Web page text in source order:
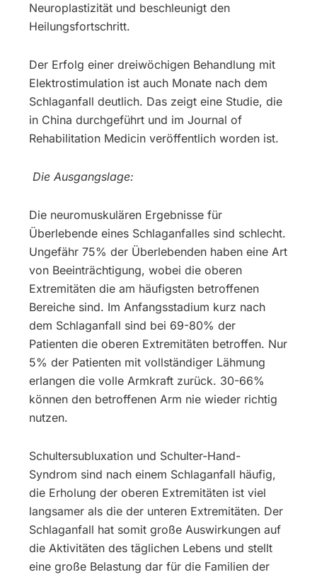
Neuroplastizität und beschleunigt den
Heilungsfortschritt.
Der Erfolg einer dreiwöchigen Behandlung mit
Elektrostimulation ist auch Monate nach dem
Schlaganfall deutlich. Das zeigt eine Studie, die
in China durchgeführt und im Journal of
Rehabilitation Medicin veröffentlich worden ist.
Die Ausgangslage:
Die neuromuskulären Ergebnisse für
Überlebende eines Schlaganfalles sind schlecht.
Ungefähr 75% der Überlebenden haben eine Art
von Beeinträchtigung, wobei die oberen
Extremitäten die am häufigsten betroffenen
Bereiche sind. Im Anfangsstadium kurz nach
dem Schlaganfall sind bei 69-80% der
Patienten die oberen Extremitäten betroffen. Nur
5% der Patienten mit vollständiger Lähmung
erlangen die volle Armkraft zurück. 30-66%
können den betroffenen Arm nie wieder richtig
nutzen.
Schultersubluxation und Schulter-Hand-
Syndrom sind nach einem Schlaganfall häufig,
die Erholung der oberen Extremitäten ist viel
langsamer als die der unteren Extremitäten. Der
Schlaganfall hat somit große Auswirkungen auf
die Aktivitäten des täglichen Lebens und stellt
eine große Belastung dar für die Familien der